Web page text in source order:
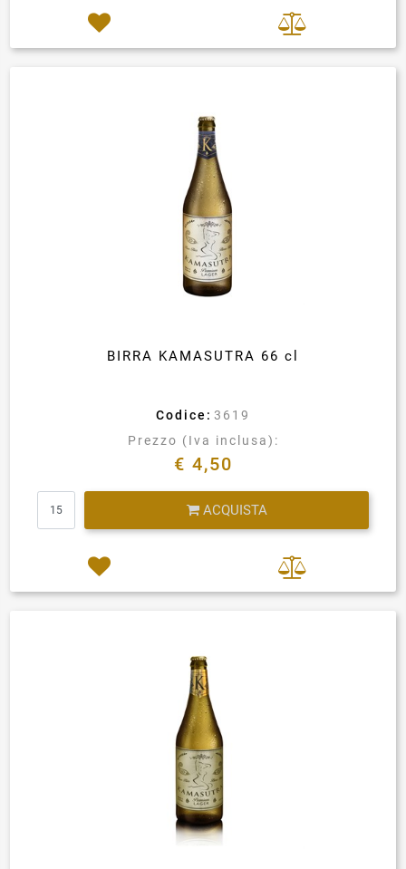
BIRRA KAMASUTRA 66 cl
Codice: 3619
Prezzo (Iva inclusa):
€ 4,50
ACQUISTA